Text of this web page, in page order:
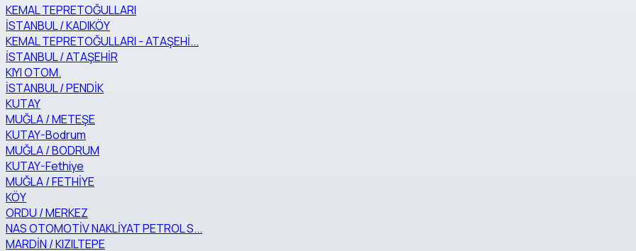
KEMAL TEPRETOĞULLARI
İSTANBUL / KADIKÖY
KEMAL TEPRETOĞULLARI - ATAŞEHİ...
İSTANBUL / ATAŞEHİR
KIYI OTOM.
İSTANBUL / PENDİK
KUTAY
MUĞLA / METEŞE
KUTAY-Bodrum
MUĞLA / BODRUM
KUTAY-Fethiye
MUĞLA / FETHİYE
KÖY
ORDU / MERKEZ
NAS OTOMOTİV NAKLİYAT PETROL S...
MARDİN / KIZILTEPE